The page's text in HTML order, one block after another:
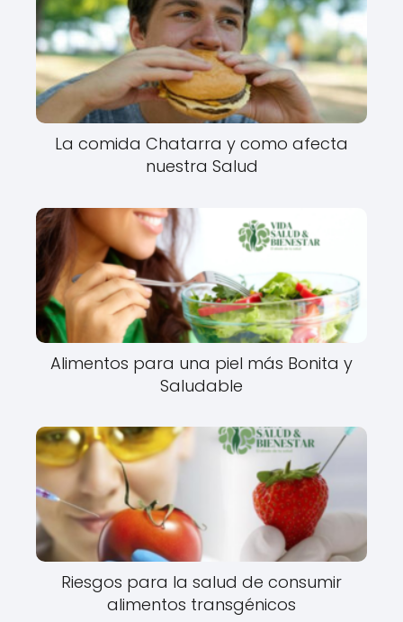
La comida Chatarra y como afecta
nuestra Salud
Alimentos para una piel más Bonita y
Saludable
Riesgos para la salud de consumir
alimentos transgénicos